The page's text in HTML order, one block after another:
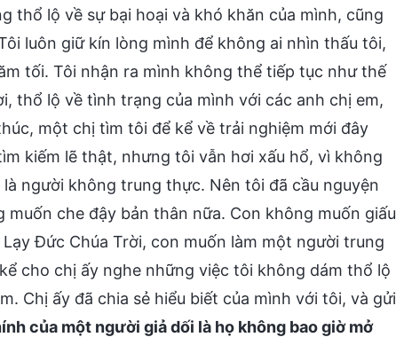
thổ lộ về sự bại hoại và khó khăn của mình, cũng
luôn giữ kín lòng mình để không ai nhìn thấu tôi,
tối. Tôi nhận ra mình không thể tiếp tục như thế
thổ lộ về tình trạng của mình với các anh chị em,
một chị tìm tôi để kể về trải nghiệm mới đây
kiếm lẽ thật, nhưng tôi vẫn hơi xấu hổ, vì không
người không trung thực. Nên tôi đã cầu nguyện
che đậy bản thân nữa. Con không muốn giấu
Đức Chúa Trời, con muốn làm một người trung
cho chị ấy nghe những việc tôi không dám thổ lộ
Chị ấy đã chia sẻ hiểu biết của mình với tôi, và gửi
của một người giả dối là họ không bao giờ mở